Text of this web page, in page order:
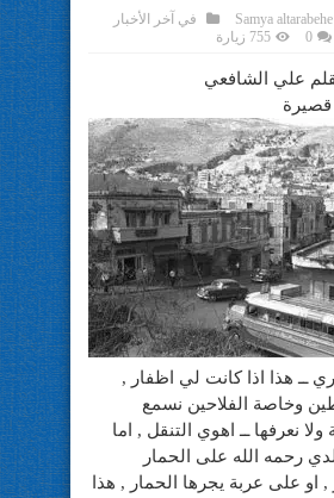
Samya altarabehe في آخر الأخبار
0 755 زيارة
علي الشافعي
ــ هذا اذا كانت لي اظفار ,
وخاصة الفلاحين نسمع
ولا نعرفها ــ اهوي التنقل , اما
رحمه الله على الحمار
, او على عربة يجرها الحمار , هذا